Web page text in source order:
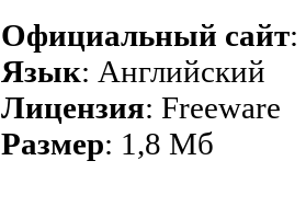
Официальный сайт
Язык: Английский
Лицензия: Freeware
Размер: 1,8 Мб